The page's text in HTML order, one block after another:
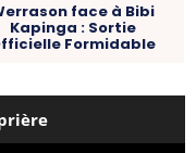
face à Bibi
Kapinga : Sortie
Formidable